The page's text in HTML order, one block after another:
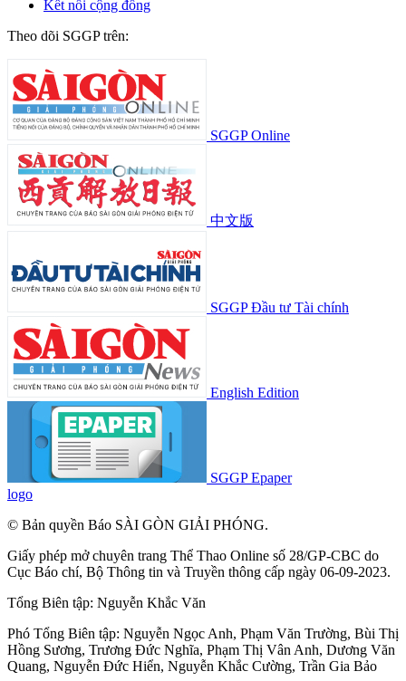
Kết nối cộng đồng
Theo dõi SGGP trên:
SGGP Online
中文版
SGGP Đầu tư Tài chính
English Edition
SGGP Epaper
logo
© Bản quyền Báo SÀI GÒN GIẢI PHÓNG.
Giấy phép mở chuyên trang Thể Thao Online số 28/GP-CBC do
Cục Báo chí, Bộ Thông tin và Truyền thông cấp ngày 06-09-2023.
Tổng Biên tập: Nguyễn Khắc Văn
Phó Tổng Biên tập: Nguyễn Ngọc Anh, Phạm Văn Trường, Bùi Thị
Hồng Sương, Trương Đức Nghĩa, Phạm Thị Vân Anh, Dương Văn
Quang, Nguyễn Đức Hiển, Nguyễn Khắc Cường, Trần Gia Bảo